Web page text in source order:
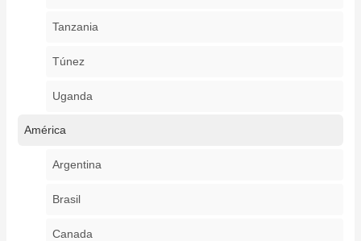
Tanzania
Túnez
Uganda
América
Argentina
Brasil
Canada